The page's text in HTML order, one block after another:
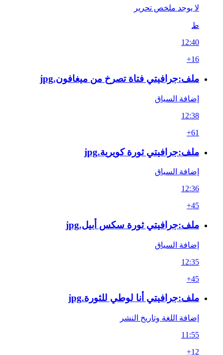
لا يوجد ملخص تحرير
ط
12:40
+16
ملف:جرافيتي فتاة تصرخ من ميغافون.jpg
إضافة السياق
12:38
+61
ملف:جرافيتي ثورة كويرية.jpg
إضافة السياق
12:36
+45
ملف:جرافيتي ثورة سكس أبيل.jpg
إضافة السياق
12:35
+45
ملف:جرافيتي أنا لوطي للثورة.jpg
إضافة اللغة وتاريخ النشر
11:55
+12